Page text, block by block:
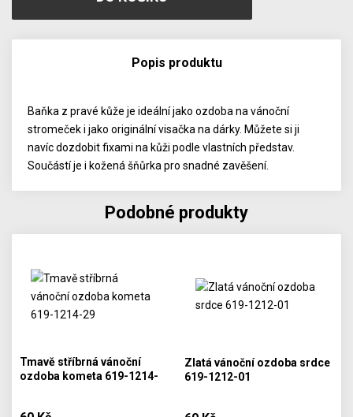
Popis produktu
Baňka z pravé kůže je ideální jako ozdoba na vánoční
stromeček i jako originální visačka na dárky. Můžete si ji
navíc dozdobit fixami na kůži podle vlastních představ.
Součástí je i kožená šňůrka pro snadné zavěšení.
Podobné produkty
Tmavě stříbrná vánoční
ozdoba kometa 619-1214-
Zlatá vánoční ozdoba srdce
619-1212-01